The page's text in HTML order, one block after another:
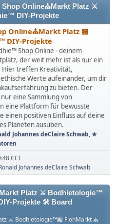
Online⛪Markt Platz ⚔
DIY-Projekte
Online⛪Markt Platz 🏪
DIY-Projekte
Shop Online - deinem
der weit mehr ist als nur ein
Hier treffen Kreativität,
Werte aufeinander, um dir
zu bieten. Der
eine Sammlung von
eine Plattform für bewusste
einen positiven Einfluss auf deine
Planeten ausüben.
Johannes deClaire Schwab,★
CET
Johannes deClaire Schwab
Platz ⚔ Bodhietologie™
Projekte 🛠️ Board
⚔ Bodhietologie™🏪 FlohMarkt ⛪